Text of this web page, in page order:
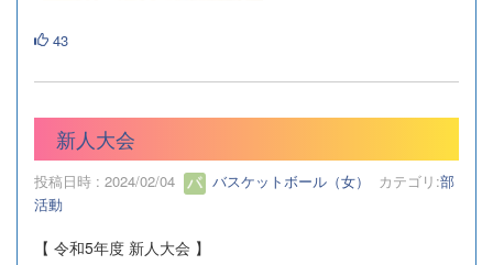
43
新人大会
投稿日時 : 2024/02/04 バスケットボール（女） カテゴリ:部
活動
【 令和5年度 新人大会 】